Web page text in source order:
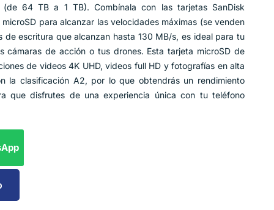
(de 64 TB a 1 TB). Combínala con las tarjetas SanDisk
microSD para alcanzar las velocidades máximas (se venden
de escritura que alcanzan hasta 130 MB/s, es ideal para tu
cámaras de acción o tus drones. Esta tarjeta microSD de
de videos 4K UHD, videos full HD y fotografías en alta
la clasificación A2, por lo que obtendrás un rendimiento
que disfrutes de una experiencia única con tu teléfono